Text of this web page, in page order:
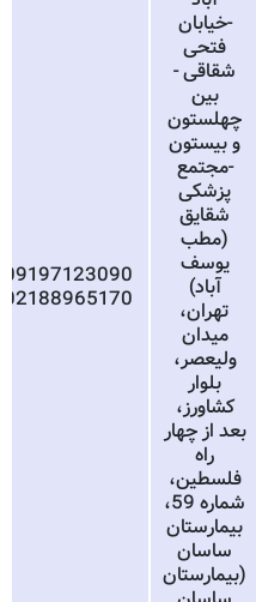
-خیابان
فتحی
شقاقی -
بین
چهلستون
و بیستون
-مجتمع
پزشکی
شقایق
(مطب
یوسف
آباد)
تهران،
میدان
ولیعصر،
بلوار
کشاورز،
بعد از چهار
راه
فلسطین،
شماره 59،
بیمارستان
ساسان
(بیمارستان
09197123090
02188965170